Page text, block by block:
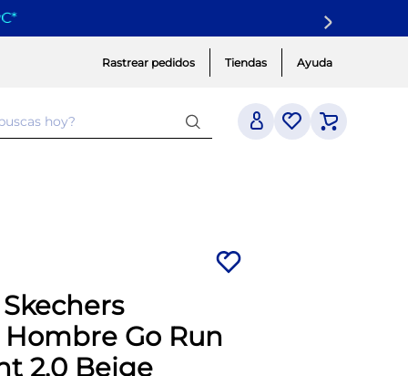
*
Rastrear pedidos Tiendas Ayuda
Go Run
2.0 Beige